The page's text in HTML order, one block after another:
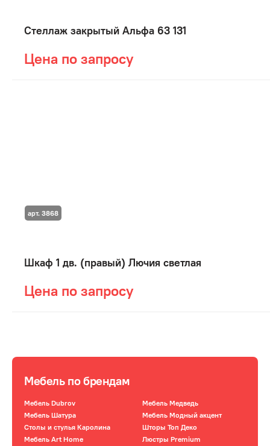
Стеллаж закрытый Альфа 63 131
Цена по запросу
Шкаф 1 дв. (правый) Лючия светлая
Цена по запросу
арт. 3868
Мебель по брендам
Мебель Dubrov
Мебель Шатура
Столы и стулья Каролина
Мебель Art Home
Мебель Медведь
Мебель Модный акцент
Шторы Топ Деко
Люстры Premium